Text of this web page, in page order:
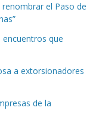
el Paso de
que
a extorsionadores
de la